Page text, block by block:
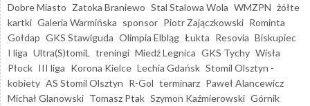
Dobre Miasto Zatoka Braniewo Stal Stalowa Wola WMZPN żółte
kartki Galeria Warmińska sponsor Piotr Zajączkowski Rominta
Gołdap GKS Stawiguda Olimpia Elbląg Łukta Resovia Biskupiec
I liga Ultra(S)tomiL treningi Miedź Legnica GKS Tychy Wisła
Płock III liga Korona Kielce Lechia Gdańsk Stomil Olsztyn -
kobiety AS Stomil Olsztyn R-Gol terminarz Paweł Alancewicz
Michał Glanowski Tomasz Ptak Szymon Kaźmierowski Górnik